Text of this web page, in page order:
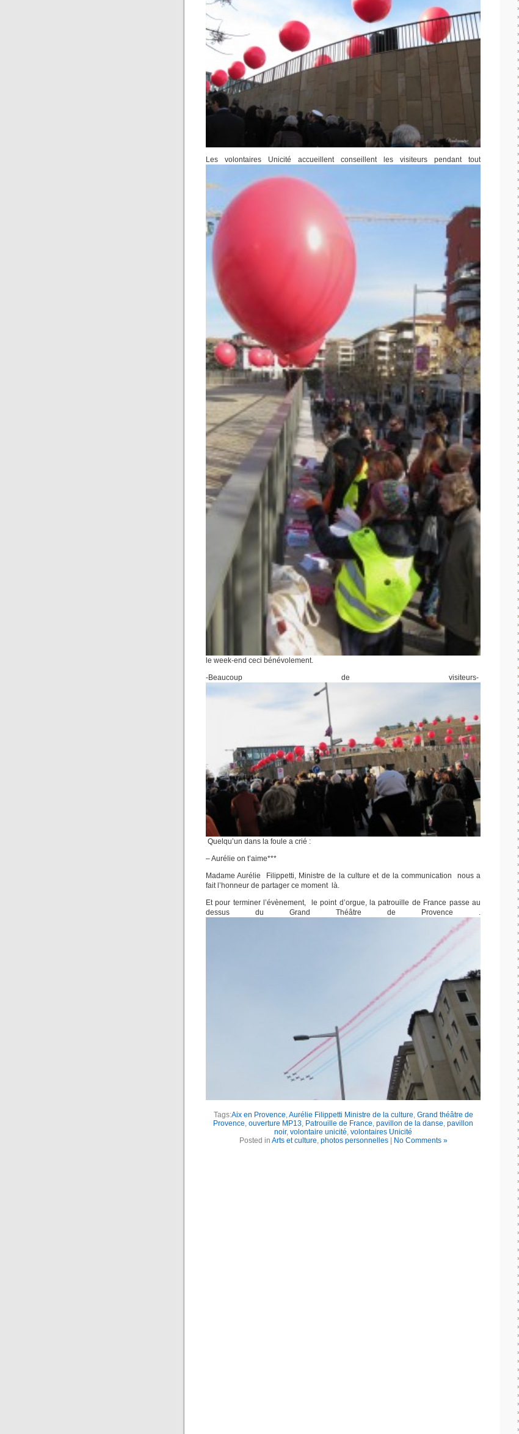
Les volontaires Unicité accueillent conseillent les visiteurs pendant tout
le week-end ceci bénévolement.
-Beaucoup de visiteurs-
Quelqu’un dans la foule a crié :
– Aurélie on t’aime***
Madame Aurélie Filippetti, Ministre de la culture et de la communication nous a
fait l’honneur de partager ce moment là.
Et pour terminer l’évènement, le point d’orgue, la patrouille de France passe au
dessus du Grand Théâtre de Provence .
Tags:Aix en Provence Aurélie Filippetti Ministre de la culture Grand théâtre de
Provence ouverture MP13 Patrouille de France pavillon de la danse pavillon
noir, volontaire unicité volontaires Unicité
Posted in Arts et culture photos personnelles| No Comments »